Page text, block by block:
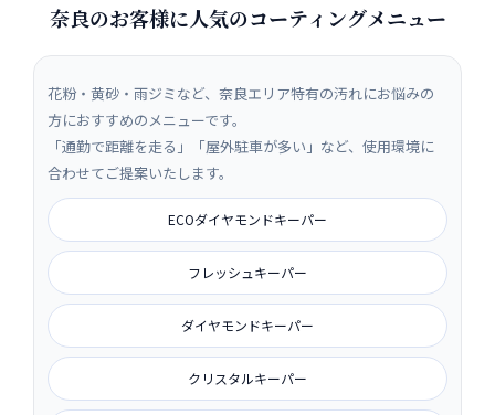
奈良のお客様に人気のコーティングメニュー
花粉・黄砂・雨ジミなど、奈良エリア特有の汚れにお悩みの
方におすすめのメニューです。
「通勤で距離を走る」「屋外駐車が多い」など、使用環境に
合わせてご提案いたします。
ECOダイヤモンドキーパー
フレッシュキーパー
ダイヤモンドキーパー
クリスタルキーパー